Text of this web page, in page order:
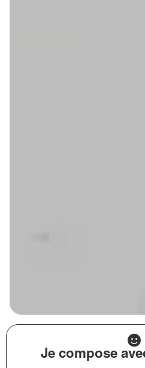
Je compose